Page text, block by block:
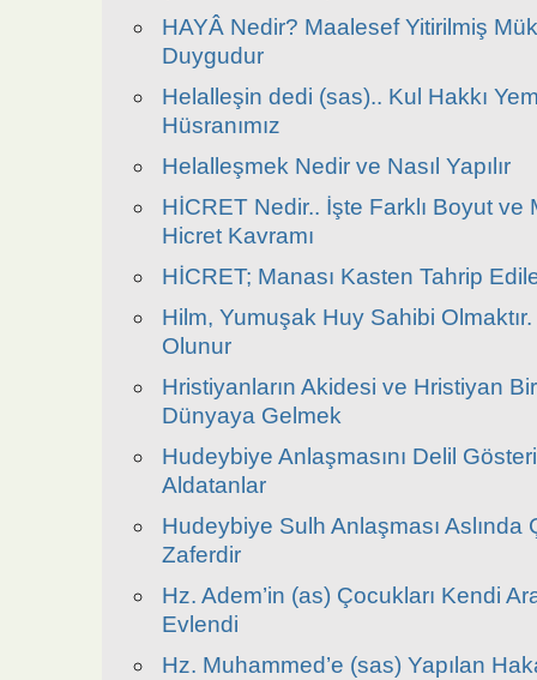
HAYÂ Nedir? Maalesef Yitirilmiş
Duygudur
Helalleşin dedi (sas).. Kul Hakkı
Hüsranımız
Helalleşmek Nedir ve Nasıl Yapılır
HİCRET Nedir.. İşte Farklı Boyut ve
Hicret Kavramı
HİCRET; Manası Kasten Tahrip
Hilm, Yumuşak Huy Sahibi
Olunur
Hristiyanların Akidesi ve Hristiyan
Dünyaya Gelmek
Hudeybiye Anlaşmasını Delil
Aldatanlar
Hudeybiye Sulh Anlaşması Aslında
Zaferdir
Hz. Adem’in (as) Çocukları Kendi
Evlendi
Hz. Muhammed’e (sas) Yapılan